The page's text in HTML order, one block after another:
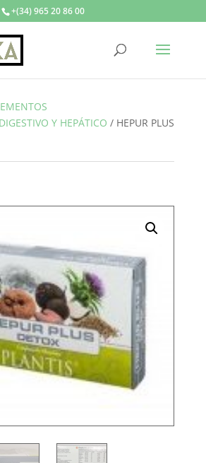
+(34) 965 20 86 00
DIGESTIVO Y HEPÁTICO / HEPUR PLUS